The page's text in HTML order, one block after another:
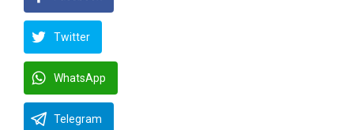
Twitter
WhatsApp
Telegram